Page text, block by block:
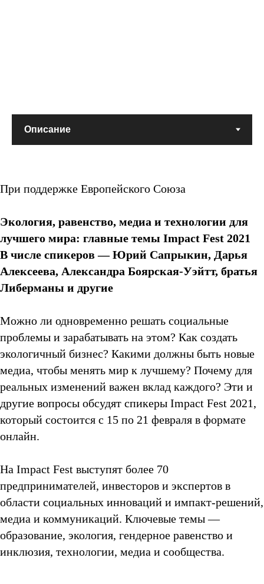
При поддержке Европейского Союза
Экология, равенство, медиа и технологии для
лучшего мира: главные темы Impact Fest 2021
В числе спикеров — Юрий Сапрыкин, Дарья
Алексеева, Александра Боярская-Уэйтт, братья
Либерманы и другие
Можно ли одновременно решать социальные
проблемы и зарабатывать на этом? Как создать
экологичный бизнес? Какими должны быть новые
медиа, чтобы менять мир к лучшему? Почему для
реальных изменений важен вклад каждого? Эти и
другие вопросы обсудят спикеры Impact Fest 2021,
который состоится с 15 по 21 февраля в формате
онлайн.
На Impact Fest выступят более 70
предпринимателей, инвесторов и экспертов в
области социальных инноваций и импакт-решений,
медиа и коммуникаций. Ключевые темы —
образование, экология, гендерное равенство и
инклюзия, технологии, медиа и сообщества.